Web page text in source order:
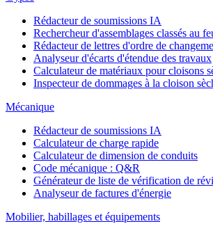
Rédacteur de soumissions IA
Rechercheur d'assemblages classés au
Rédacteur de lettres d'ordre de
Analyseur d'écarts d'étendue des travaux
Calculateur de matériaux pour cloisons
Inspecteur de dommages à la cloison
Mécanique
Rédacteur de soumissions IA
Calculateur de charge rapide
Calculateur de dimension de conduits
Code mécanique : Q&R
Générateur de liste de vérification de
Analyseur de factures d'énergie
Mobilier, habillages et équipements